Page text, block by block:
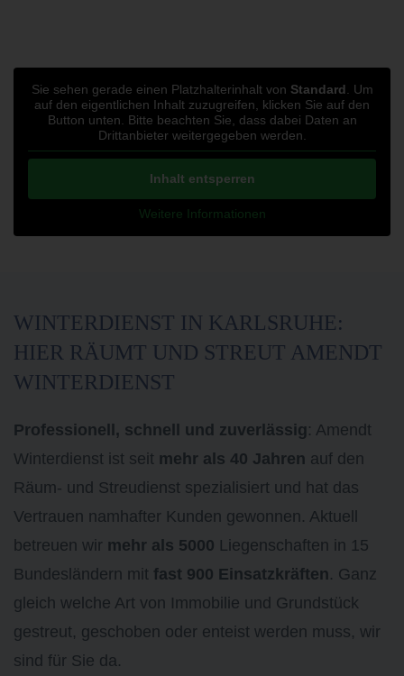
Sie sehen gerade einen Platzhalterinhalt von Standard . Um
auf den eigentlichen Inhalt zuzugreifen, klicken Sie auf den
Button unten. Bitte beachten Sie, dass dabei Daten an
Drittanbieter weitergegeben werden.
Inhalt entsperren
Weitere Informationen
WINTERDIENST IN KARLSRUHE:
HIER RÄUMT UND STREUT AMENDT
WINTERDIENST
Professionell, schnell und zuverlässig : Amendt
Winterdienst ist seit mehr als 40 Jahren auf den
Räum- und Streudienst spezialisiert und hat das
Vertrauen namhafter Kunden gewonnen. Aktuell
betreuen wir mehr als 5000 Liegenschaften in 15
Bundesländern mit fast 900 Einsatzkräften. Ganz
gleich welche Art von Immobilie und Grundstück
gestreut, geschoben oder enteist werden muss, wir
sind für Sie da.